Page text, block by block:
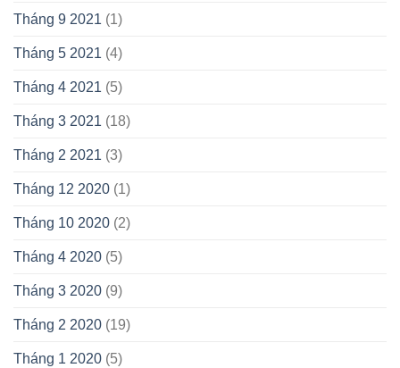
Tháng 9 2021 (1)
Tháng 5 2021 (4)
Tháng 4 2021 (5)
Tháng 3 2021 (18)
Tháng 2 2021 (3)
Tháng 12 2020 (1)
Tháng 10 2020 (2)
Tháng 4 2020 (5)
Tháng 3 2020 (9)
Tháng 2 2020 (19)
Tháng 1 2020 (5)